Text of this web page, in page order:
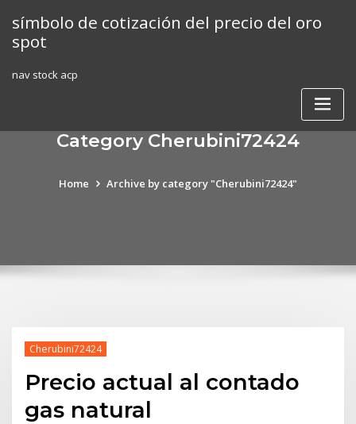
content
símbolo de cotización del precio del oro
spot
nav stock acp
Category Cherubini72424
Home Archive by category "Cherubini72424"
Cherubini72424
Precio actual al contado
gas natural